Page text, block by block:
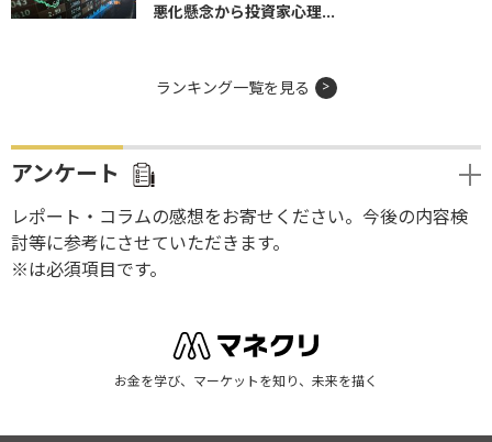
悪化懸念から投資家心理...
ランキング一覧を見る
アンケート
レポート・コラムの感想をお寄せください。今後の内容検
討等に参考にさせていただきます。
※は必須項目です。
お金を学び、マーケットを知り、未来を描く